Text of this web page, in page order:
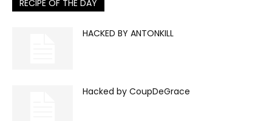
RECIPE OF THE DAY
HACKED BY ANTONKILL
Hacked by CoupDeGrace